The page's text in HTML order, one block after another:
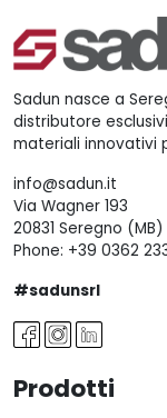
Sadun nasce a
distributore
materiali innovativi
info@sadun.it
Via Wagner 193
20831 Seregno (MB)
Phone: +39 0362
#sadunsrl
Prodotti